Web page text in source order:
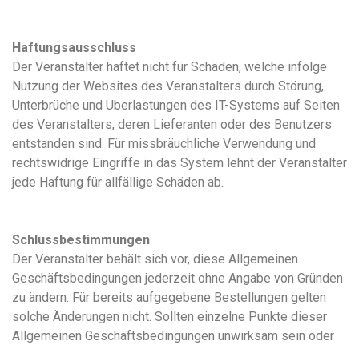
Haftungsausschluss
Der Veranstalter haftet nicht für Schäden, welche infolge
Nutzung der Websites des Veranstalters durch Störung,
Unterbrüche und Überlastungen des IT-Systems auf Seiten
des Veranstalters, deren Lieferanten oder des Benutzers
entstanden sind. Für missbräuchliche Verwendung und
rechtswidrige Eingriffe in das System lehnt der Veranstalter
jede Haftung für allfällige Schäden ab.
Schlussbestimmungen
Der Veranstalter behält sich vor, diese Allgemeinen
Geschäftsbedingungen jederzeit ohne Angabe von Gründen
zu ändern. Für bereits aufgegebene Bestellungen gelten
solche Änderungen nicht. Sollten einzelne Punkte dieser
Allgemeinen Geschäftsbedingungen unwirksam sein oder